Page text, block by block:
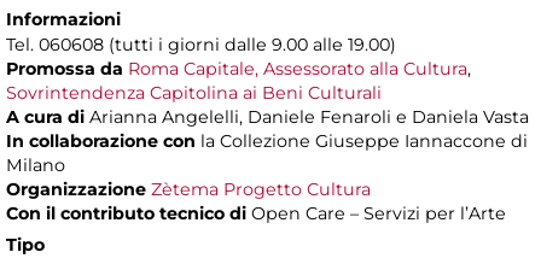
Informazioni
Tel. 060608 (tutti i giorni dalle 9.00 alle 19.00)
Promossa da Roma Capitale, Assessorato alla Cultura,
Sovrintendenza Capitolina ai Beni Culturali
A cura di Arianna Angelelli, Daniele Fenaroli e Daniela Vasta
In collaborazione con la Collezione Giuseppe Iannaccone di
Milano
Organizzazione Zètema Progetto Cultura
Con il contributo tecnico di Open Care – Servizi per l’Arte
Tipo